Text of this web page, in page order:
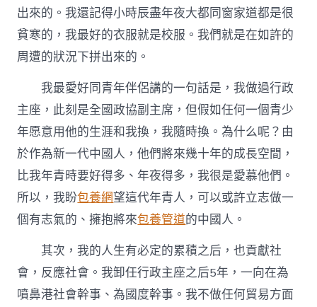
出來的。我還記得小時辰盡年夜大都同窗家道都是很
貧寒的，我最好的衣服就是校服。我們就是在如許的
周遭的狀況下拼出來的。
我最愛好同青年伴侶講的一句話是，我做過行政
主座，此刻是全國政協副主席，但假如任何一個青少
年愿意用他的生涯和我換，我隨時換。為什么呢？由
於作為新一代中國人，他們將來幾十年的成長空間，
比我年青時要好得多、年夜得多，我很是愛慕他們。
所以，我盼包養網望這代年青人，可以或許立志做一
個有志氣的、擁抱將來包養管道的中國人。
其次，我的人生有必定的累積之后，也貢獻社
會，反應社會。我卸任行政主座之后5年，一向在為
噴鼻港社會幹事、為國度幹事。我不做任何貿易方面